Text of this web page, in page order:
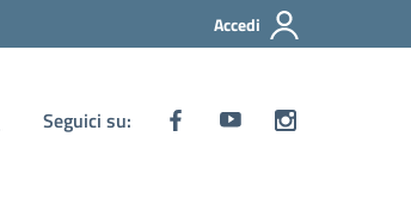
Accedi
Seguici su: